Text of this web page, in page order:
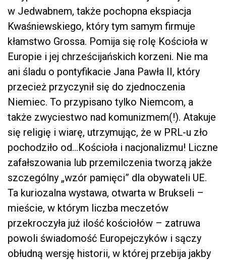
w Jedwabnem, także pochopna ekspiacja
Kwaśniewskiego, który tym samym firmuje
kłamstwo Grossa. Pomija się rolę Kościoła w
Europie i jej chrześcijańskich korzeni. Nie ma
ani śladu o pontyfikacie Jana Pawła II, który
przecież przyczynił się do zjednoczenia
Niemiec. To przypisano tylko Niemcom, a
także zwyciestwo nad komunizmem(!). Atakuje
się religię i wiarę, utrzymując, że w PRL-u zło
pochodziło od…Kościoła i nacjonalizmu! Liczne
zafałszowania lub przemilczenia tworzą jakże
szczególny „wzór pamięci” dla obywateli UE.
Ta kuriozalna wystawa, otwarta w Brukseli –
mieście, w którym liczba meczetów
przekroczyła już ilość kościołów – zatruwa
powoli świadomość Europejczyków i sączy
obłudną wersję historii, w której przebija jakby